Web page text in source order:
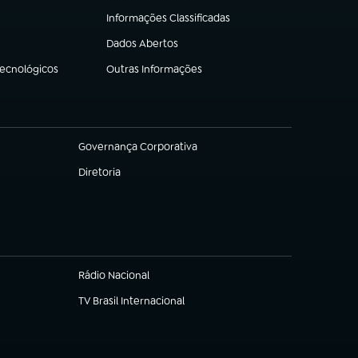
Informações Classificadas
(abre em nova aba)
Dados Abertos
(abre em nova aba)
Outras Informações
(abre em nova aba)
Governança Corporativa
(abre em nova aba)
Diretoria
(abre em nova aba)
Rádio Nacional
TV Brasil Internacional
(abre em nova aba)